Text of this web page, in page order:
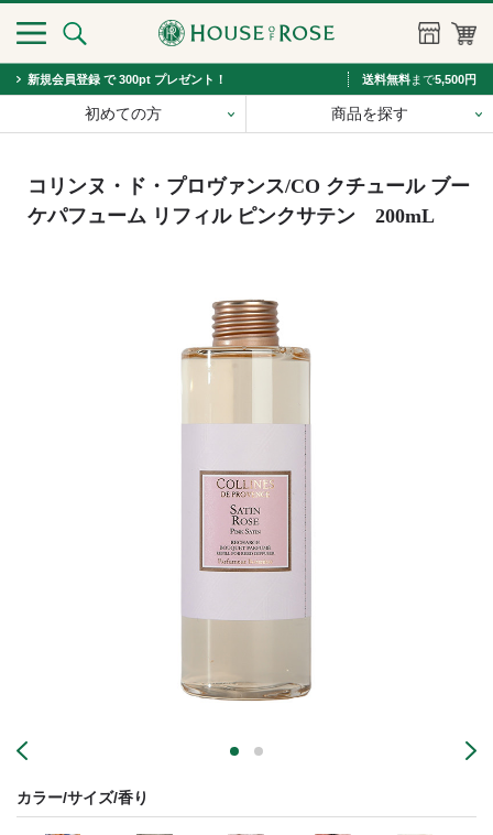
新規会員登録 で 300pt プレゼント！ 送料無料まで5,500円
初めての方 商品を探す
コリンヌ・ド・プロヴァンス/CO クチュール ブー
ケパフューム リフィル ピンクサテン 200mL
カラー/サイズ/香り